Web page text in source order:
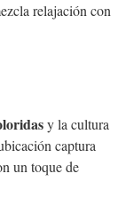
relajación con
y la cultura
captura
un toque de